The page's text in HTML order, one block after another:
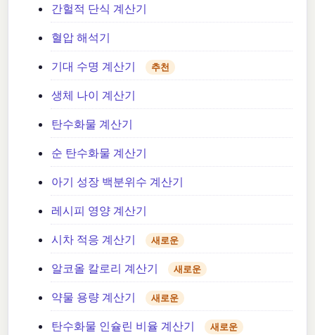
간헐적 단식 계산기
혈압 해석기
기대 수명 계산기
추천
생체 나이 계산기
탄수화물 계산기
순 탄수화물 계산기
아기 성장 백분위수 계산기
레시피 영양 계산기
시차 적응 계산기
새로운
알코올 칼로리 계산기 새로운
약물 용량 계산기 새로운
탄수화물 인슐린 비율 계산기 새로운